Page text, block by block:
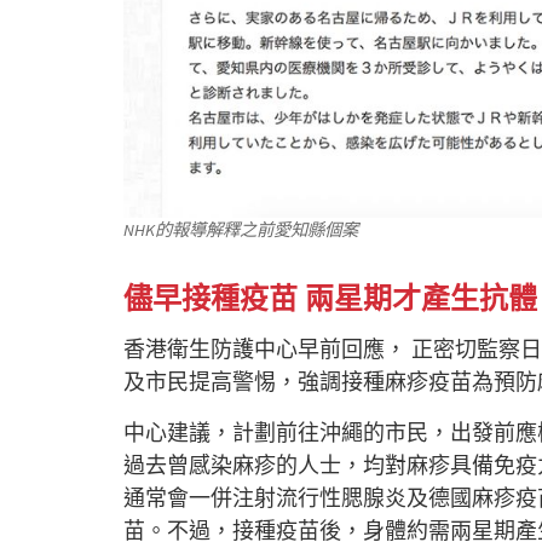
NHK的報導解釋之前愛知縣個案
儘早接種疫苗 兩星期才產生抗體
香港衛生防護中心早前回應， 正密切監察
及市民提高警惕，強調接種麻疹疫苗為預
中心建議，計劃前往沖繩的市民，出發前
過去曾感染麻疹的人士，均對麻疹具備免
通常會一併注射流行性腮腺炎及德國麻疹
苗。不過，接種疫苗後，身體約需兩星期